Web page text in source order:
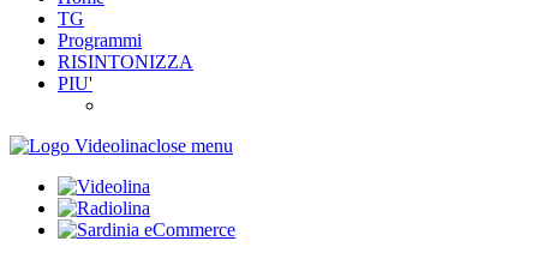
TG
Programmi
RISINTONIZZA
PIU'
close menu